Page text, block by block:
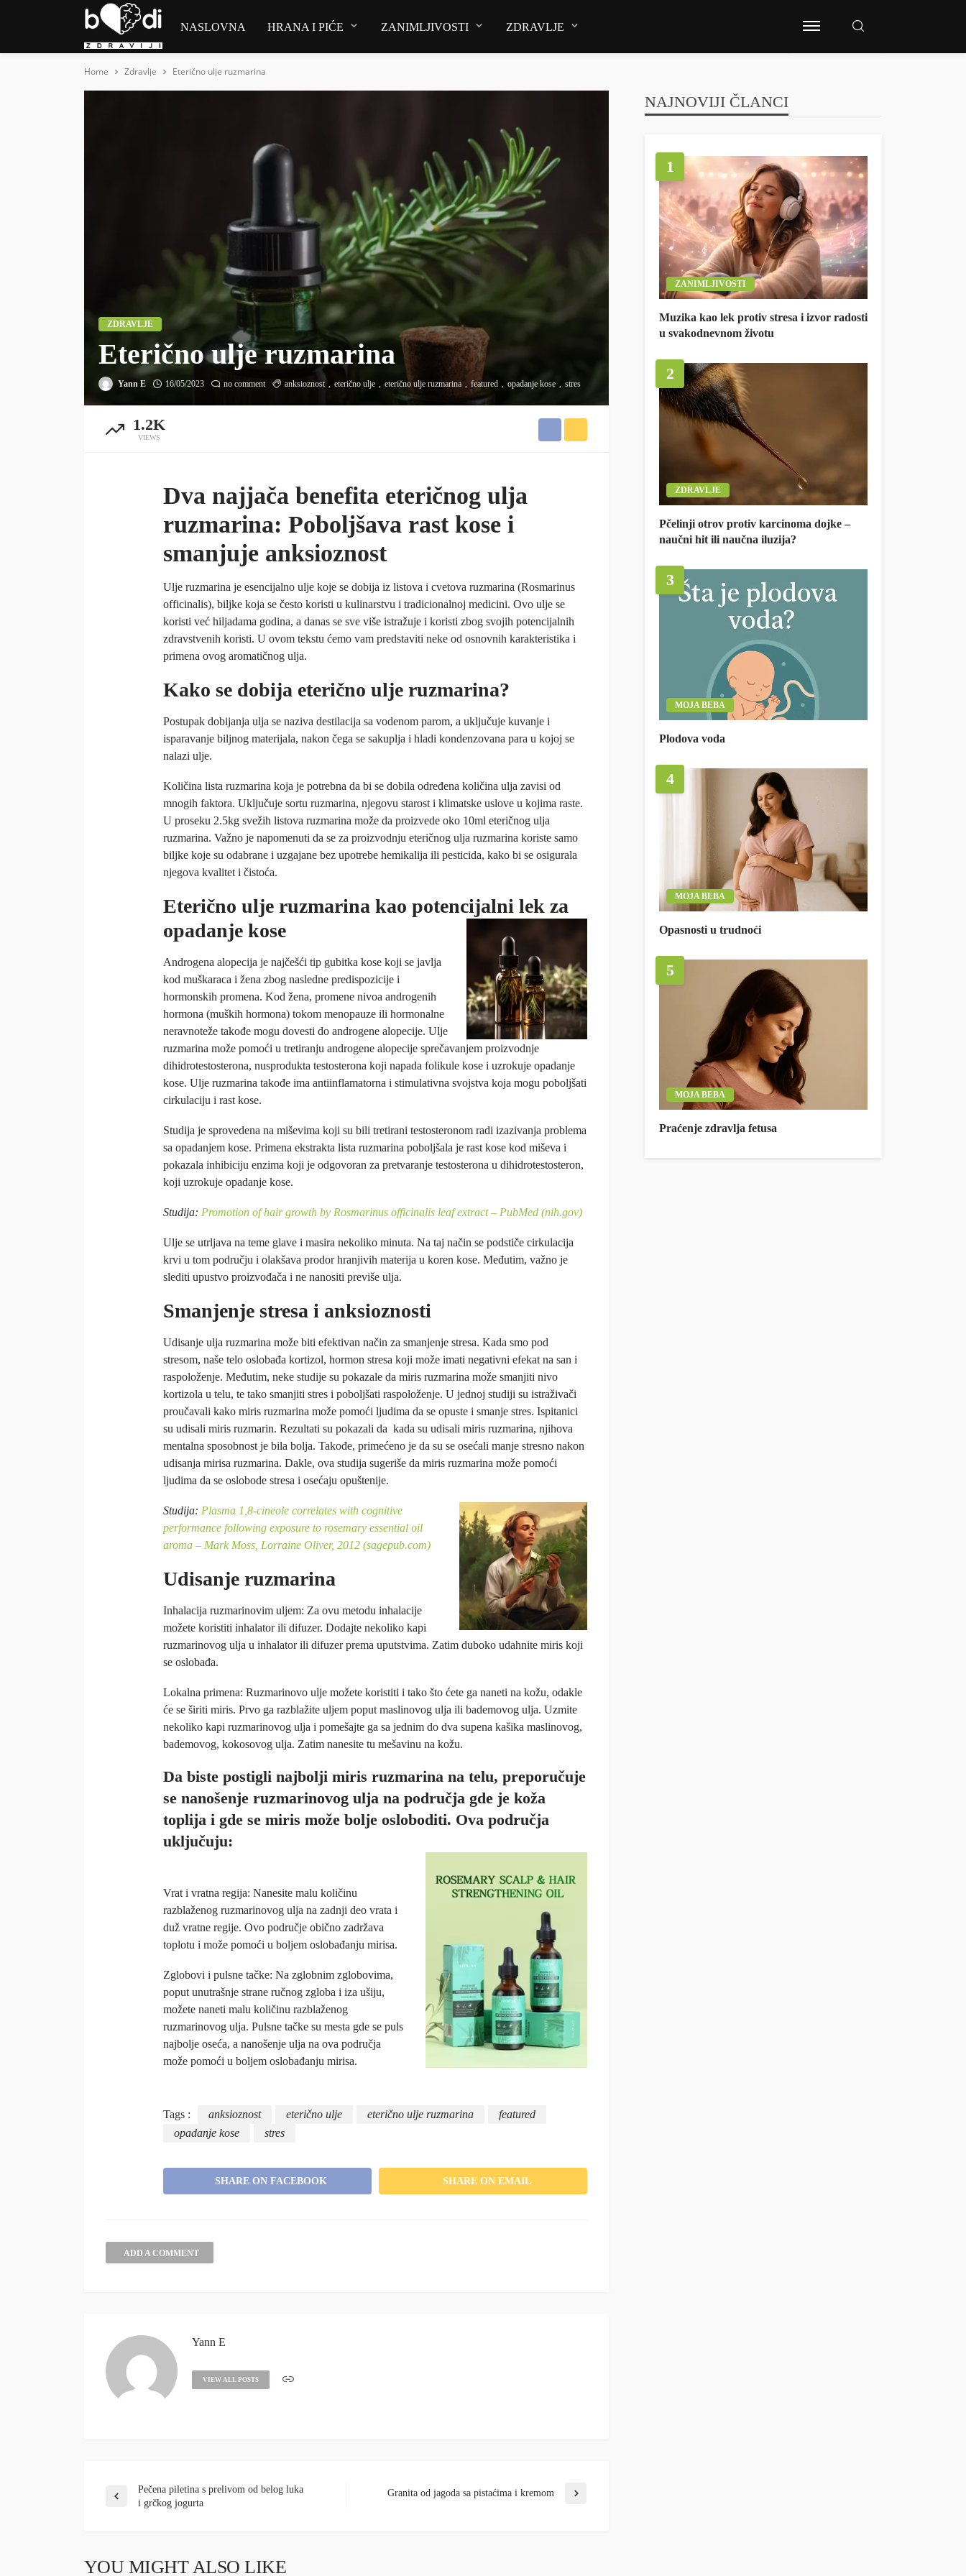
NASLOVNA HRANA I PIĆE ZANIMLJIVOSTI ZDRAVLJE
Home Zdravlje Eterično ulje ruzmarina
ZDRAVLJE
Eterično ulje ruzmarina
Yann E 16/05/2023 no comment anksioznost eterično ulje eterično ulje ruzmarina featured opadanje kose stres
1.2K
VIEWS
Dva najjača benefita eteričnog ulja
ruzmarina: Poboljšava rast kose i
smanjuje anksioznost
Ulje ruzmarina je esencijalno ulje koje se dobija iz listova i cvetova ruzmarina (Rosmarinus
officinalis), biljke koja se često koristi u kulinarstvu i tradicionalnoj medicini. Ovo ulje se
koristi već hiljadama godina, a danas se sve više istražuje i koristi zbog svojih potencijalnih
zdravstvenih koristi. U ovom tekstu ćemo vam predstaviti neke od osnovnih karakteristika i
primena ovog aromatičnog ulja.
Kako se dobija eterično ulje ruzmarina?
Postupak dobijanja ulja se naziva destilacija sa vodenom parom, a uključuje kuvanje i
isparavanje biljnog materijala, nakon čega se sakuplja i hladi kondenzovana para u kojoj se
nalazi ulje.
Količina lista ruzmarina koja je potrebna da bi se dobila određena količina ulja zavisi od
mnogih faktora. Uključuje sortu ruzmarina, njegovu starost i klimatske uslove u kojima raste.
U proseku 2.5kg svežih listova ruzmarina može da proizvede oko 10ml eteričnog ulja
ruzmarina. Važno je napomenuti da se za proizvodnju eteričnog ulja ruzmarina koriste samo
biljke koje su odabrane i uzgajane bez upotrebe hemikalija ili pesticida, kako bi se osigurala
njegova kvalitet i čistoća.
Eterično ulje ruzmarina kao potencijalni lek za
opadanje kose
Androgena alopecija je najčešći tip gubitka kose koji se javlja
kod muškaraca i žena zbog nasledne predispozicije i
hormonskih promena. Kod žena, promene nivoa androgenih
hormona (muških hormona) tokom menopauze ili hormonalne
neravnoteže takođe mogu dovesti do androgene alopecije. Ulje
ruzmarina može pomoći u tretiranju androgene alopecije sprečavanjem proizvodnje
dihidrotestosterona, nusprodukta testosterona koji napada folikule kose i uzrokuje opadanje
kose. Ulje ruzmarina takođe ima antiinflamatorna i stimulativna svojstva koja mogu poboljšati
cirkulaciju i rast kose.
Studija je sprovedena na miševima koji su bili tretirani testosteronom radi izazivanja problema
sa opadanjem kose. Primena ekstrakta lista ruzmarina poboljšala je rast kose kod miševa i
pokazala inhibiciju enzima koji je odgovoran za pretvaranje testosterona u dihidrotestosteron,
koji uzrokuje opadanje kose.
Studija: Promotion of hair growth by Rosmarinus officinalis leaf extract – PubMed (nih.gov)
Ulje se utrljava na teme glave i masira nekoliko minuta. Na taj način se podstiče cirkulacija
krvi u tom području i olakšava prodor hranjivih materija u koren kose. Međutim, važno je
slediti upustvo proizvođača i ne nanositi previše ulja.
Smanjenje stresa i anksioznosti
Udisanje ulja ruzmarina može biti efektivan način za smanjenje stresa. Kada smo pod
stresom, naše telo oslobađa kortizol, hormon stresa koji može imati negativni efekat na san i
raspoloženje. Međutim, neke studije su pokazale da miris ruzmarina može smanjiti nivo
kortizola u telu, te tako smanjiti stres i poboljšati raspoloženje. U jednoj studiji su istraživači
proučavali kako miris ruzmarina može pomoći ljudima da se opuste i smanje stres. Ispitanici
su udisali miris ruzmarin. Rezultati su pokazali da kada su udisali miris ruzmarina, njihova
mentalna sposobnost je bila bolja. Takođe, primećeno je da su se osećali manje stresno nakon
udisanja mirisa ruzmarina. Dakle, ova studija sugeriše da miris ruzmarina može pomoći
ljudima da se oslobode stresa i osećaju opuštenije.
Studija: Plasma 1,8-cineole correlates with cognitive
performance following exposure to rosemary essential oil
aroma – Mark Moss, Lorraine Oliver, 2012 (sagepub.com)
Udisanje ruzmarina
Inhalacija ruzmarinovim uljem: Za ovu metodu inhalacije
možete koristiti inhalator ili difuzer. Dodajte nekoliko kapi
ruzmarinovog ulja u inhalator ili difuzer prema uputstvima. Zatim duboko udahnite miris koji
se oslobađa.
Lokalna primena: Ruzmarinovo ulje možete koristiti i tako što ćete ga naneti na kožu, odakle
će se širiti miris. Prvo ga razblažite uljem poput maslinovog ulja ili bademovog ulja. Uzmite
nekoliko kapi ruzmarinovog ulja i pomešajte ga sa jednim do dva supena kašika maslinovog,
bademovog, kokosovog ulja. Zatim nanesite tu mešavinu na kožu.
Da biste postigli najbolji miris ruzmarina na telu, preporučuje
se nanošenje ruzmarinovog ulja na područja gde je koža
toplija i gde se miris može bolje osloboditi. Ova područja
uključuju:
Vrat i vratna regija: Nanesite malu količinu
razblaženog ruzmarinovog ulja na zadnji deo vrata i
duž vratne regije. Ovo područje obično zadržava
toplotu i može pomoći u boljem oslobađanju mirisa.
Zglobovi i pulsne tačke: Na zglobnim zglobovima,
poput unutrašnje strane ručnog zgloba i iza ušiju,
možete naneti malu količinu razblaženog
ruzmarinovog ulja. Pulsne tačke su mesta gde se puls
najbolje oseća, a nanošenje ulja na ova područja
može pomoći u boljem oslobađanju mirisa.
Tags : anksioznost eterično ulje eterično ulje ruzmarina
featured
opadanje kose
stres
SHARE ON FACEBOOK SHARE ON EMAIL
ADD A COMMENT
Yann E
VIEW ALL POSTS
Pečena piletina s prelivom od belog luka
i grčkog jogurta
Granita od jagoda sa pistaćima i kremom
YOU MIGHT ALSO LIKE
NAJNOVIJI ČLANCI
1
ZANIMLJIVOSTI
Muzika kao lek protiv stresa i izvor radosti
u svakodnevnom životu
2
ZDRAVLJE
Pčelinji otrov protiv karcinoma dojke –
naučni hit ili naučna iluzija?
3
MOJA BEBA
Plodova voda
4
MOJA BEBA
Opasnosti u trudnoći
5
MOJA BEBA
Praćenje zdravlja fetusa